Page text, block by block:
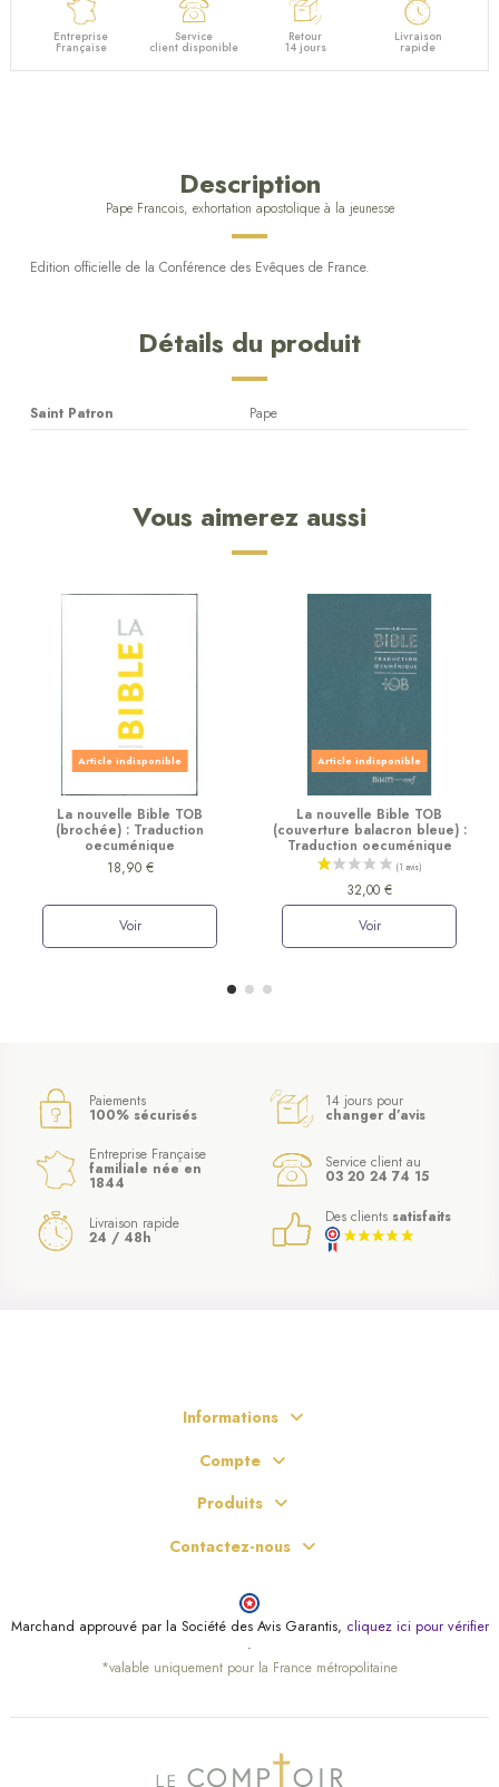
Entreprise
Française
Service
client disponible
Retour
14 jours
Livraison
rapide
Description
Pape Francois, exhortation apostolique à la jeunesse
Edition officielle de la Conférence des Evêques de France.
Détails du produit
Saint Patron Pape
Vous aimerez aussi
Article indisponible
La nouvelle Bible TOB
(brochée) : Traduction
oecuménique
18,90 €
Voir
Article indisponible
La nouvelle Bible TOB
(couverture balacron bleue) :
Traduction oecuménique
32,00 €
Voir
Paiements
100% sécurisés
14 jours pour
changer d’avis
Entreprise Française
familiale née en
1844
Service client au
03 20 24 74 15
Livraison rapide
24 / 48h
Des clients satisfaits
Informations
Compte
Produits
Contactez-nous
Marchand approuvé par la Société des Avis Garantis, cliquez ici pour vérifier
.
*valable uniquement pour la France métropolitaine